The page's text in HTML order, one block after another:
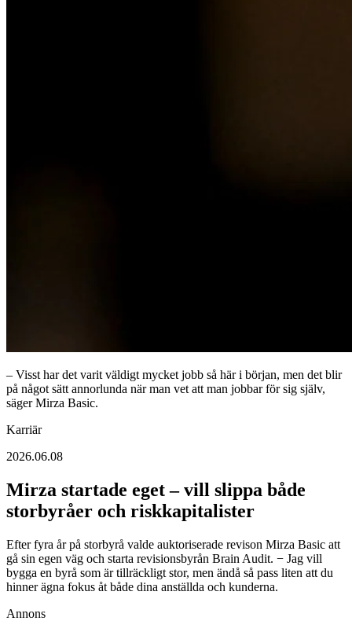
– Visst har det varit väldigt mycket jobb så här i början, men det blir
på något sätt annorlunda när man vet att man jobbar för sig själv,
säger Mirza Basic.
Karriär
2026.06.08
Mirza startade eget – vill slippa både
storbyråer och riskkapitalister
Efter fyra år på storbyrå valde auktoriserade revison Mirza Basic att
gå sin egen väg och starta revisionsbyrån Brain Audit. − Jag vill
bygga en byrå som är tillräckligt stor, men ändå så pass liten att du
hinner ägna fokus åt både dina anställda och kunderna.
Annons